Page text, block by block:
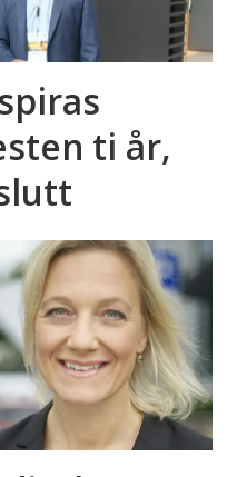
ti år,